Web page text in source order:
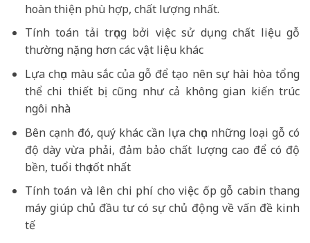
hoàn thiện phù hợp, chất lượng nhất.
Tính toán tải trọng bởi việc sử dụng chất liệu gỗ
thường nặng hơn các vật liệu khác
Lựa chọn màu sắc của gỗ để tạo nên sự hài hòa tổng
thể chi thiết bị cũng như cả không gian kiến trúc
ngôi nhà
Bên cạnh đó, quý khác cần lựa chọn những loại gỗ có
độ dày vừa phải, đảm bảo chất lượng cao để có độ
bền, tuổi thọ tốt nhất
Tính toán và lên chi phí cho việc ốp gỗ cabin thang
máy giúp chủ đầu tư có sự chủ động về vấn đề kinh
tế